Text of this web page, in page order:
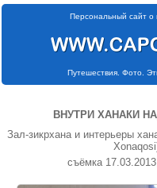
Персональный сайт о
Путешествия. Фото.
ВНУТРИ ХАНАКИ
Зал-зикрхана и интерьеры
съёмка